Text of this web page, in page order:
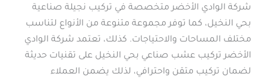
شركة الوادي الأخضر متخصصة في تركيب نجيلة صناعية
بحي النخيل، كما توفر مجموعة متنوعة من الأنواع لتناسب
مختلف المساحات والاحتياجات. كذلك، تعتمد شركة الوادي
الأخضر تركيب عشب صناعي بحي النخيل على تقنيات حديثة
لضمان تركيب متقن واحترافي، لذلك يضمن العملاء